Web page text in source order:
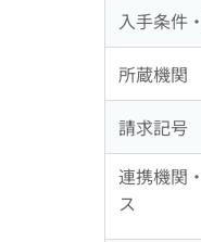
入手条件
所蔵機関
請求記号
連携機関
ス